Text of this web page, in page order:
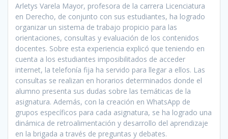
Arletys Varela Mayor, profesora de la carrera Licenciatura
en Derecho, de conjunto con sus estudiantes, ha logrado
organizar un sistema de trabajo propicio para las
orientaciones, consultas y evaluación de los contenidos
docentes. Sobre esta experiencia explicó que teniendo en
cuenta a los estudiantes imposibilitados de acceder
internet, la telefonía fija ha servido para llegar a ellos. Las
consultas se realizan en horarios determinados donde el
alumno presenta sus dudas sobre las temáticas de la
asignatura. Además, con la creación en WhatsApp de
grupos específicos para cada asignatura, se ha logrado una
dinámica de retroalimentación y desarrollo del aprendizaje
en la brigada a través de preguntas y debates.